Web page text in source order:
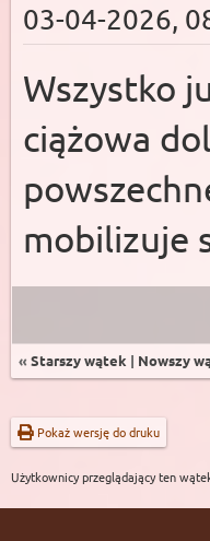
03-04-2026,
Wszystko
ciążowa
mobilizuje
« Starszy wątek | Nowszy
Pokaż wersję do druku
Użytkownicy przeglądający ten